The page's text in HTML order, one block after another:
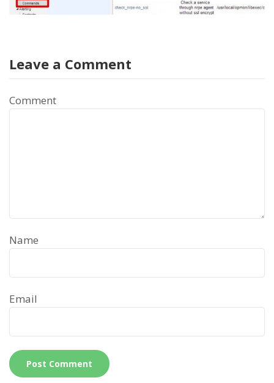
Leave a Comment
Comment
Name
Email